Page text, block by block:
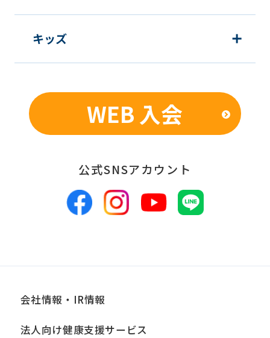
個人を特定できないよう加工したうえ
での統計的なデータの作成、活用、公
■個人情報の管理
報は、適切かつ慎重に管理し、漏洩、改
ざん、紛失等がないよう適正な管理に努
めます。当社において安全管理のために
講じている措置の内容については、本プ
■個人情報の開示
当社は、お客様からお預かりした個人情
キッズ
WEB 入会
公式SNSアカウント
会社情報・IR情報
法人向け健康支援サービス